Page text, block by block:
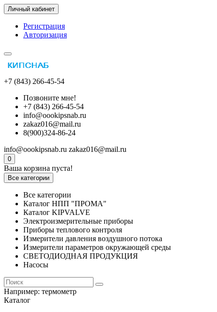
Личный кабинет
Регистрация
Авторизация
+7 (843) 266-45-54
Позвоните мне!
+7 (843) 266-45-54
info@oookipsnab.ru
zakaz016@mail.ru
8(900)324-86-24
info@oookipsnab.ru zakaz016@mail.ru
0
Ваша корзина пуста!
Все категории
Все категории
Каталог НПП "ПРОМА"
Каталог KIPVALVE
Электроизмерительные приборы
Приборы теплового контроля
Измерители давления воздушного потока
Измерители параметров окружающей среды
СВЕТОДИОДНАЯ ПРОДУКЦИЯ
Насосы
Например: термометр
Каталог